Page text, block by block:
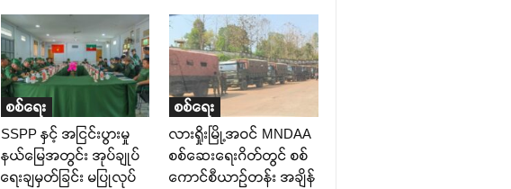
စစ်ရေး
SSPP နှင့် အငြင်းပွားမှု
နယ်မြေအတွင်း အုပ်ချုပ်
ရေးချမှတ်ခြင်း မပြုလုပ်
စစ်ရေး
လားရှိုးမြို့အဝင် MNDAA
စစ်ဆေးရေးဂိတ်တွင် စစ်
ကောင်စီယာဉ်တန်း အချိန်